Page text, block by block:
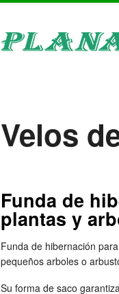
Velos
Funda de
plantas y
Funda de hibernación
pequeños arboles o
Su forma de saco